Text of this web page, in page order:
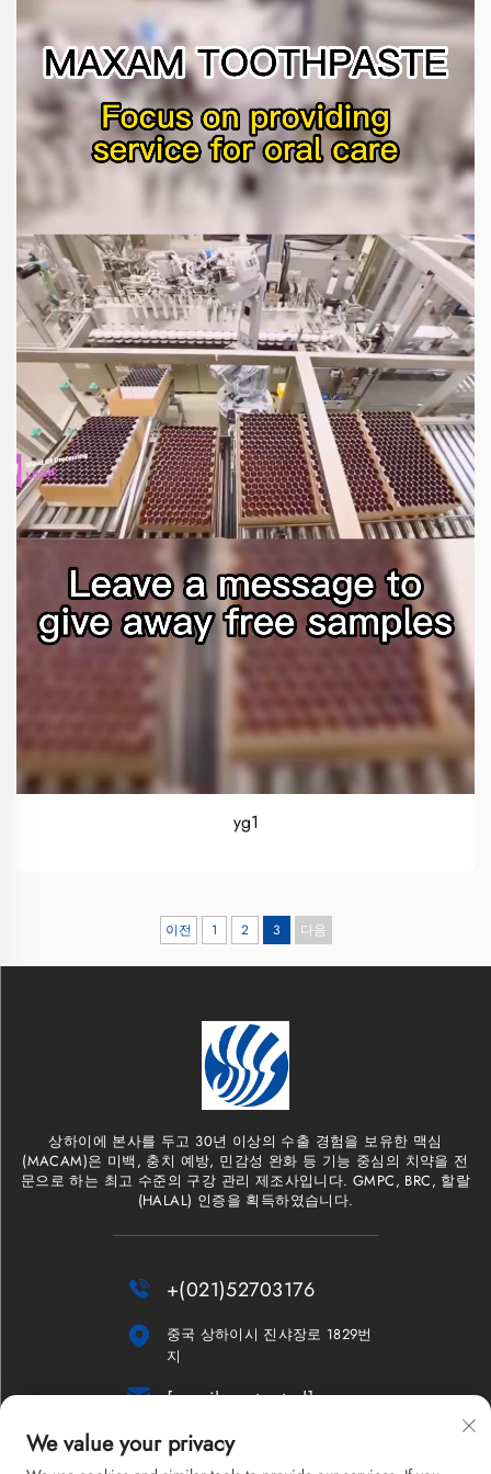
yg1
이전 1 2 3 다음
상하이에 본사를 두고 30년 이상의 수출 경험을 보유한 맥심
(MACAM)은 미백, 충치 예방, 민감성 완화 등 기능 중심의 치약을 전
문으로 하는 최고 수준의 구강 관리 제조사입니다. GMPC, BRC, 할랄
(HALAL) 인증을 획득하였습니다.
 +(021)52703176

중국 상하이시 진샤장로 1829번
지
 [email protected]
뉴스레터
We value your privacy